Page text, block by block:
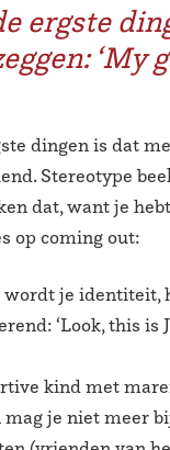
ergste
‘My
dingen is dat
Stereotype
dat, want je
op coming out:
wordt je identiteit,
‘Look, this is
kind met
mag je niet meer